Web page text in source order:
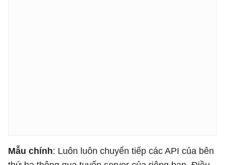
Mẫu chính: Luôn luôn chuyển tiếp các API của bên